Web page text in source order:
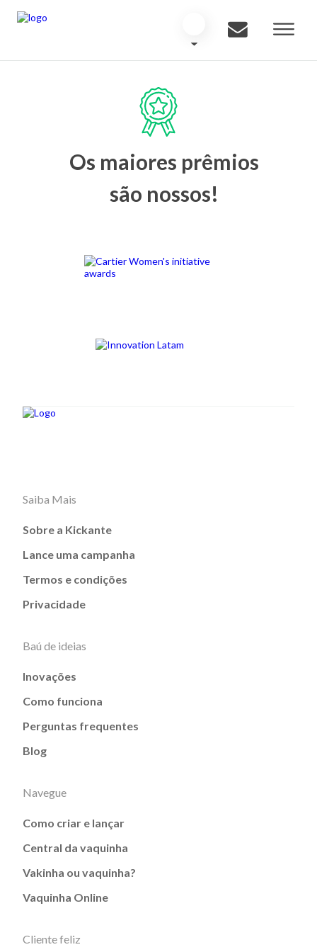
Os maiores prêmios
são nossos!
Saiba Mais
Sobre a Kickante
Lance uma campanha
Termos e condições
Privacidade
Baú de ideias
Inovações
Como funciona
Perguntas frequentes
Blog
Navegue
Como criar e lançar
Central da vaquinha
Vakinha ou vaquinha?
Vaquinha Online
Cliente feliz